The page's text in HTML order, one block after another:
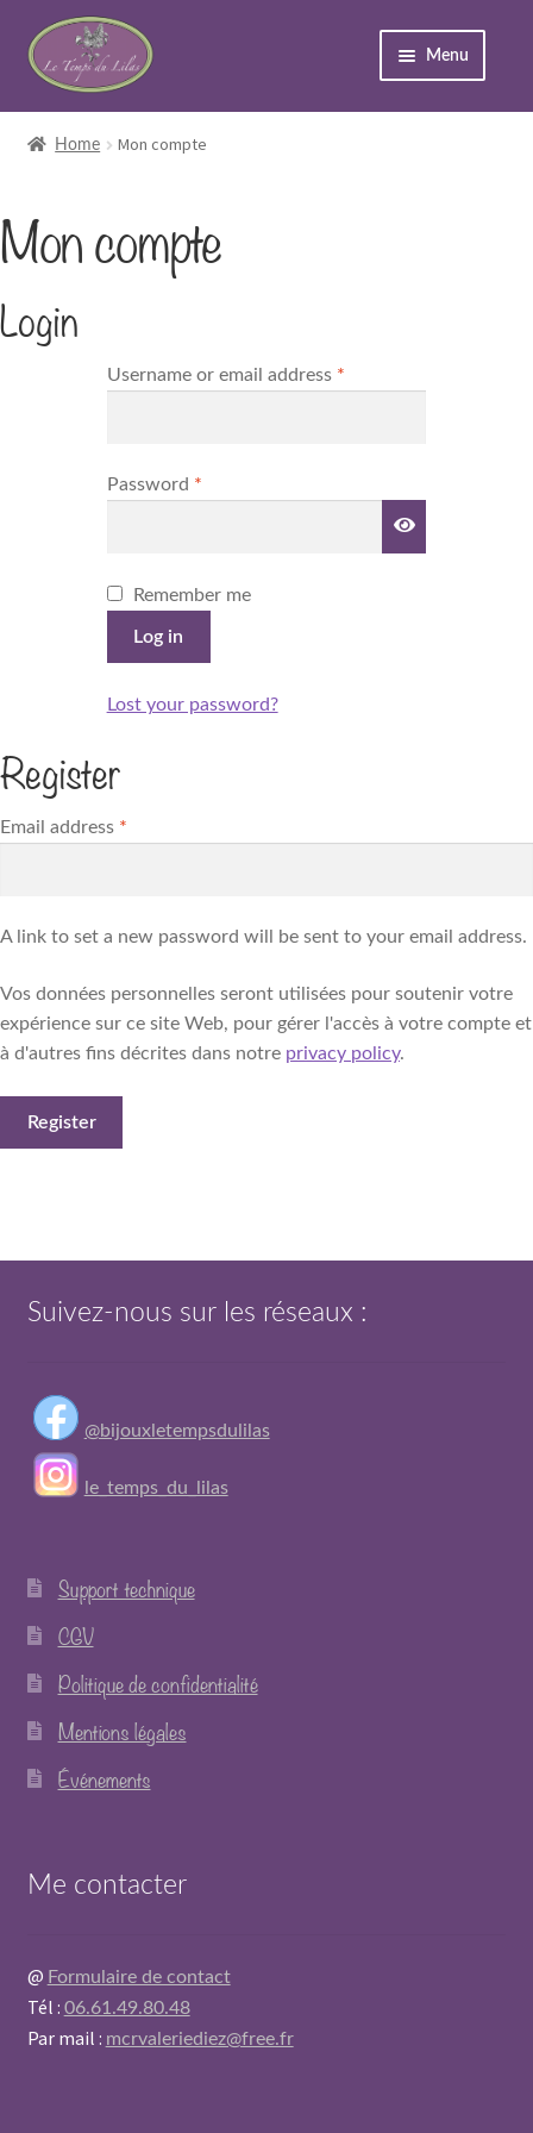
Menu
Accueil
child
Home Mon compte
Mon compte
Login
Username or email address *Required
Password *Required
Remember me
Log in
Lost your password?
Register
Email address *
A link to set a new password will be sent to your email address.
Vos données personnelles seront utilisées pour soutenir votre
expérience sur ce site Web, pour gérer l'accès à votre compte et
à d'autres fins décrites dans notre privacy policy.
Register
Suivez-nous sur les réseaux :
@bijouxletempsdulilas
le_temps_du_lilas
Support technique
CGV
Politique de confidentialité
Mentions légales
Événements
Me contacter
@ Formulaire de contact
Tél : 06.61.49.80.48
Par mail : mcrvaleriediez@free.fr